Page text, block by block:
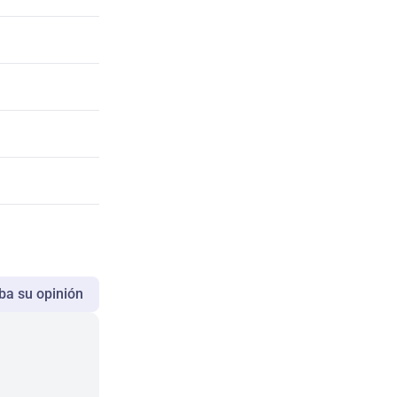
su opinión